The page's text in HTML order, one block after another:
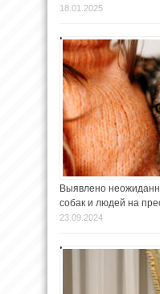
18.01.2025
Выявлено
собак и людей на
23.09.2024